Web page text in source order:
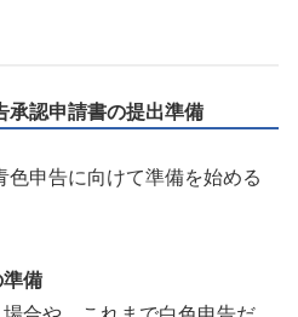
承認申請書の提出準備
色申告に向けて準備を始める
備